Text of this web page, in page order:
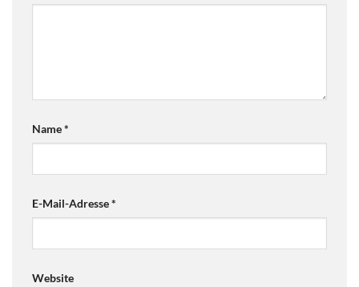
Name*
E-Mail-Adresse*
Website